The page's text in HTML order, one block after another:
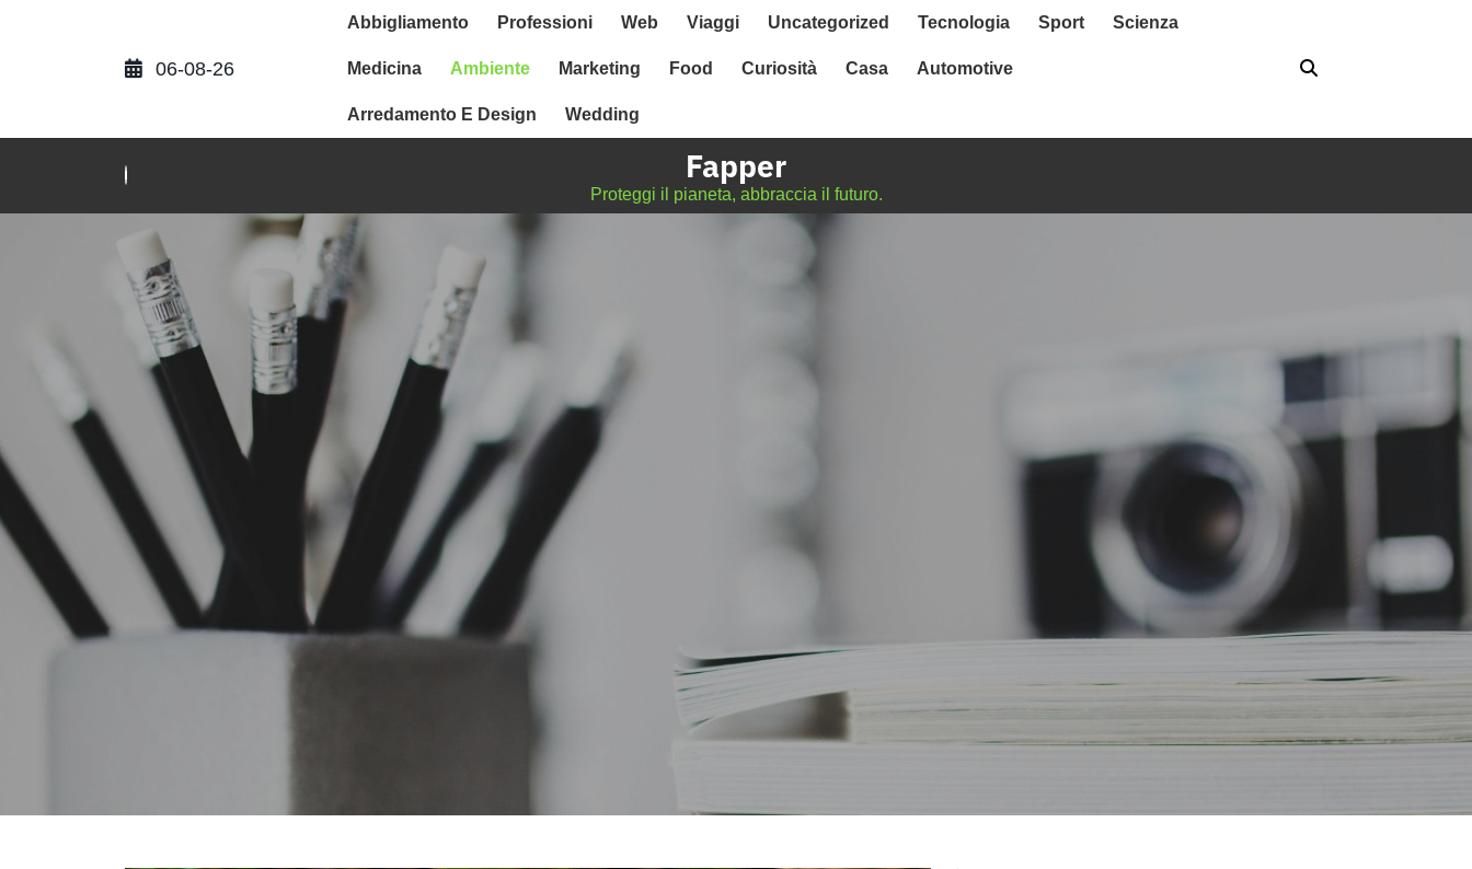
06-08-26
Abbigliamento Professioni Web Viaggi Uncategorized Tecnologia Sport Scienza
Medicina Ambiente Marketing Food Curiosità Casa Automotive
Arredamento E Design Wedding
Fapper
Proteggi il pianeta, abbraccia il futuro.